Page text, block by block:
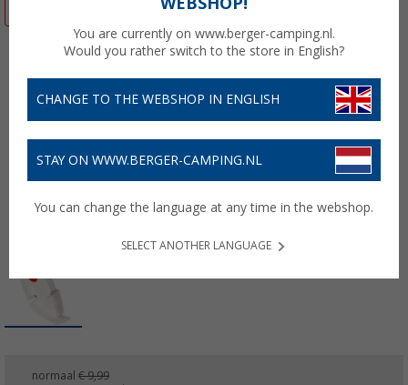
normaal € 9,99
You are currently on www.berger-camping.nl.
Would you rather switch to the store in English?
CHANGE TO THE WEBSHOP IN ENGLISH
STAY ON WWW.BERGER-CAMPING.NL
You can change the language at any time in the webshop.
SELECT ANOTHER LANGUAGE